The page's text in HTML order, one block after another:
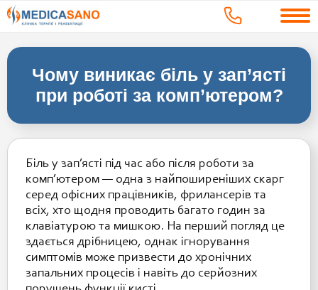
Чому виникає біль у зап’ясті
при роботі за комп’ютером?
Біль у зап’ясті під час або після роботи за
комп’ютером — одна з найпоширеніших скарг
серед офісних працівників, фрилансерів та
всіх, хто щодня проводить багато годин за
клавіатурою та мишкою. На перший погляд це
здається дрібницею, однак ігнорування
симптомів може призвести до хронічних
запальних процесів і навіть до серйозних